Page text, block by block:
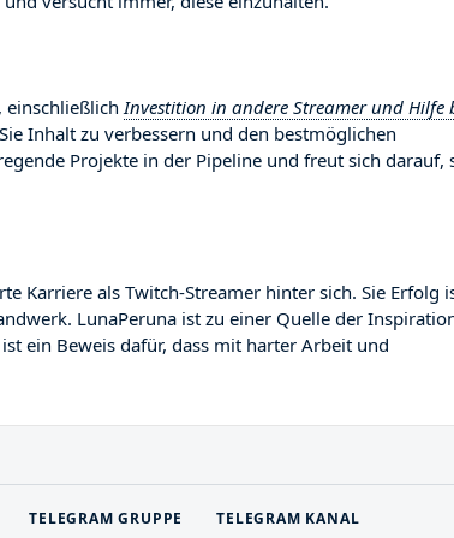
einschließlichInvestition in andere Streamer und Hilfe
Inhalt zu verbessern und den bestmöglichen
Projekte in der Pipeline und freut sich darauf,
Karriere als Twitch-Streamer hinter sich. Sie Erfolg
LunaPeruna ist zu einer Quelle der
ein Beweis dafür, dass mit harter Arbeit und
TELEGRAM GRUPPE TELEGRAM KANAL